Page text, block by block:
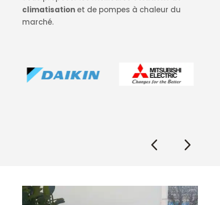
climatisationet de pompes à chaleur du
marché.